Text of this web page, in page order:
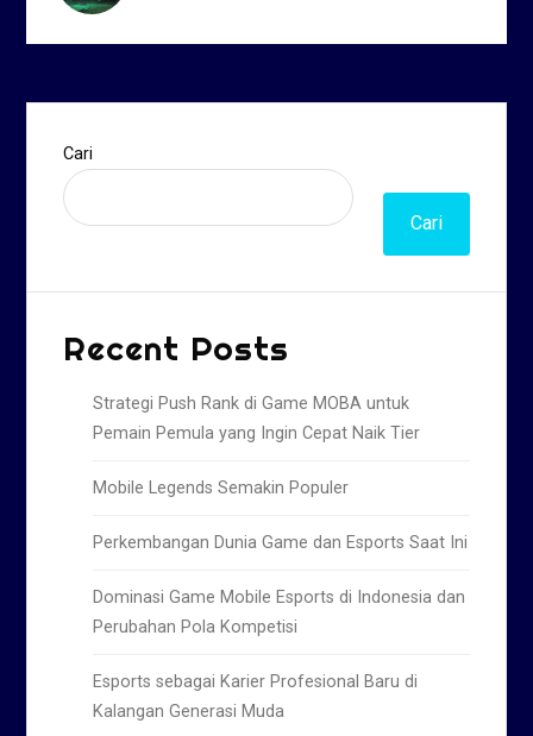
Cari
Cari
Recent Posts
Strategi Push Rank di Game MOBA untuk
Pemain Pemula yang Ingin Cepat Naik Tier
Mobile Legends Semakin Populer
Perkembangan Dunia Game dan Esports Saat Ini
Dominasi Game Mobile Esports di Indonesia dan
Perubahan Pola Kompetisi
Esports sebagai Karier Profesional Baru di
Kalangan Generasi Muda